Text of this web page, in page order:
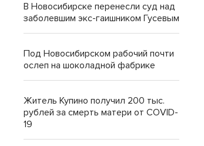
В Новосибирске перенесли суд над
заболевшим экс-гаишником Гусевым
Под Новосибирском рабочий почти
ослеп на шоколадной фабрике
Житель Купино получил 200 тыс.
рублей за смерть матери от COVID-
19